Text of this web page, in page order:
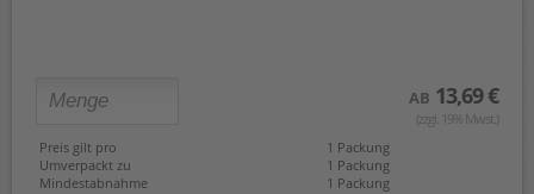
AB 13,69 €
(zzgl. 19% Mwst.)
Preis gilt pro
1 Packung
Umverpackt zu
1 Packung
Mindestabnahme
1 Packung